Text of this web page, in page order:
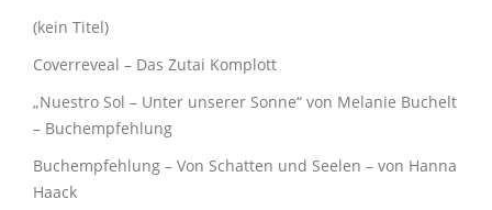
(kein Titel)
Coverreveal – Das Zutai Komplott
„Nuestro Sol – Unter unserer Sonne“ von Melanie Buchelt
– Buchempfehlung
Buchempfehlung – Von Schatten und Seelen – von Hanna
Haack